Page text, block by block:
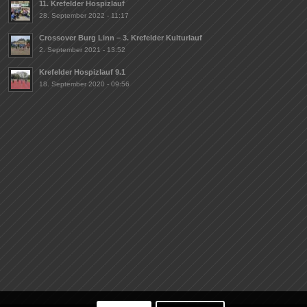
11. Krefelder Hospizlauf
28. September 2022 - 11:17
Crossover Burg Linn – 3. Krefelder Kulturlauf
2. September 2021 - 13:52
Krefelder Hospizlauf 9.1
18. September 2020 - 09:56